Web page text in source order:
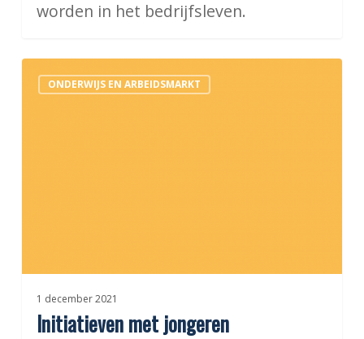
worden in het bedrijfsleven.
Initiatieven
metONDERWIJS EN ARBEIDSMARKT
1 december 2021
Initiatieven met jongeren